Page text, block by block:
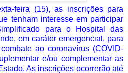
feira (15), as inscrições para
tenham interesse em participar
para o Hospital das
em caráter emergencial, para
ao coronavírus (COVID-
e/ou complementar as
As inscrições ocorrerão até